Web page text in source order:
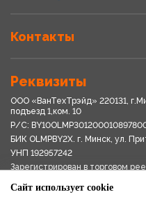
Контакты
Реквизиты
ООО «ВанТехТрэйд» 220131,
подъезд 1,ком. 10
Р/С:
БИК OLMPBY2X. г. Минск, ул.
УНП 192957242
Зарегистрирован в торговом
Свидетельство о регистрации
Сайт использует cookie